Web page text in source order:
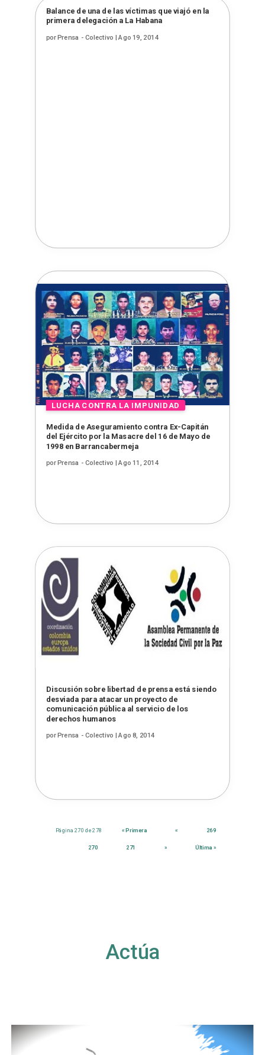
Balance de una de las víctimas que viajó en la
primera delegación a La Habana
porPrensa - Colectivo | Ago 19, 2014
Medida de Aseguramiento contra Ex-Capitán
del Ejército por la Masacre del 16 de Mayo de
1998 en Barrancabermeja
porPrensa - Colectivo |Ago 11, 2014
Discusión sobre libertad de prensa está siendo
desviada para atacar un proyecto de
comunicación pública al servicio de los
derechos humanos
porPrensa - Colectivo |Ago 8, 2014
Página 270 de 278 « Primera « 269
270 271 » Última »
Actúa